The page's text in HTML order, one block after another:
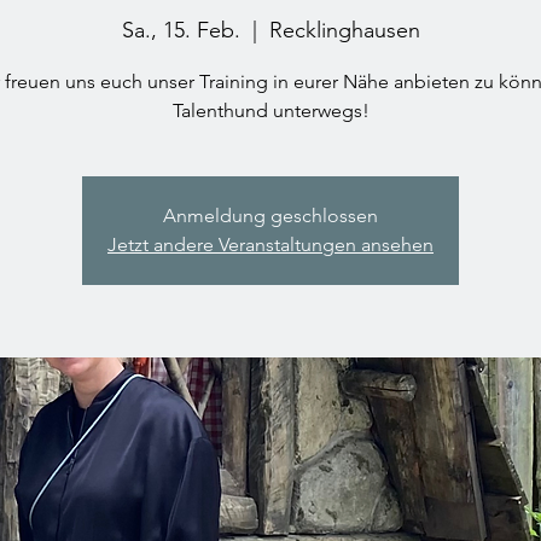
Sa., 15. Feb.
  |
Recklinghausen
freuen uns euch unser Training in eurer Nähe anbieten zu
Talenthund unterwegs!
Anmeldung geschlossen
Jetzt andere Veranstaltungen ansehen